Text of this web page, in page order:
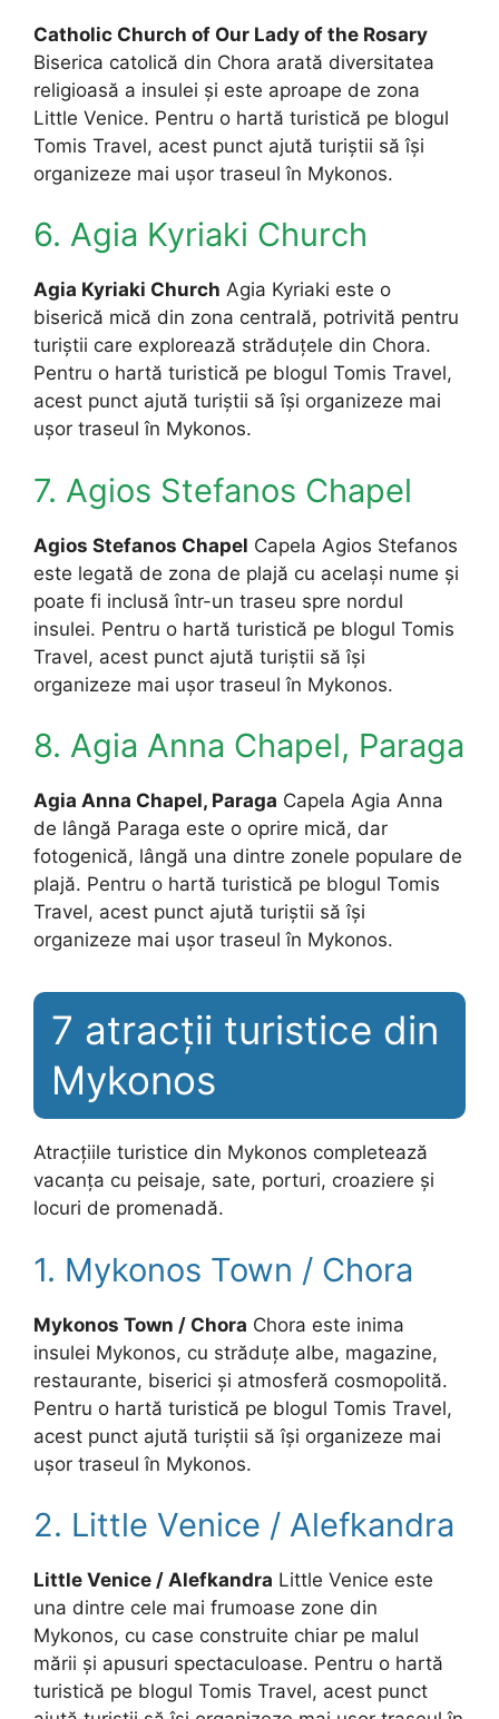
Catholic Church of Our Lady of the Rosary
Biserica catolică din Chora arată diversitatea
religioasă a insulei și este aproape de zona
Little Venice. Pentru o hartă turistică pe blogul
Tomis Travel, acest punct ajută turiștii să își
organizeze mai ușor traseul în Mykonos.
6. Agia Kyriaki Church
Agia Kyriaki Church Agia Kyriaki este o
biserică mică din zona centrală, potrivită pentru
turiștii care explorează străduțele din Chora.
Pentru o hartă turistică pe blogul Tomis Travel,
acest punct ajută turiștii să își organizeze mai
ușor traseul în Mykonos.
7. Agios Stefanos Chapel
Agios Stefanos Chapel Capela Agios Stefanos
este legată de zona de plajă cu același nume și
poate fi inclusă într-un traseu spre nordul
insulei. Pentru o hartă turistică pe blogul Tomis
Travel, acest punct ajută turiștii să își
organizeze mai ușor traseul în Mykonos.
8. Agia Anna Chapel, Paraga
Agia Anna Chapel, Paraga Capela Agia Anna
de lângă Paraga este o oprire mică, dar
fotogenică, lângă una dintre zonele populare de
plajă. Pentru o hartă turistică pe blogul Tomis
Travel, acest punct ajută turiștii să își
organizeze mai ușor traseul în Mykonos.
7 atracții turistice din
Mykonos
Atracțiile turistice din Mykonos completează
vacanța cu peisaje, sate, porturi, croaziere și
locuri de promenadă.
1. Mykonos Town / Chora
Mykonos Town / Chora Chora este inima
insulei Mykonos, cu străduțe albe, magazine,
restaurante, biserici și atmosferă cosmopolită.
Pentru o hartă turistică pe blogul Tomis Travel,
acest punct ajută turiștii să își organizeze mai
ușor traseul în Mykonos.
2. Little Venice / Alefkandra
Little Venice / Alefkandra Little Venice este
una dintre cele mai frumoase zone din
Mykonos, cu case construite chiar pe malul
mării și apusuri spectaculoase. Pentru o hartă
turistică pe blogul Tomis Travel, acest punct